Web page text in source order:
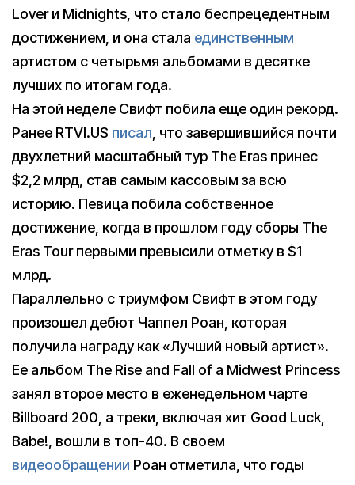
Lover и Midnights, что стало беспрецедентным
достижением, и она стала единственным
артистом с четырьмя альбомами в десятке
лучших по итогам года.
На этой неделе Свифт побила еще один рекорд.
Ранее RTVI.US писал, что завершившийся почти
двухлетний масштабный тур The Eras принес
$2,2 млрд, став самым кассовым за всю
историю. Певица побила собственное
достижение, когда в прошлом году сборы The
Eras Tour первыми превысили отметку в $1
млрд.
Параллельно с триумфом Свифт в этом году
произошел дебют Чаппел Роан, которая
получила награду как «Лучший новый артист».
Ее альбом The Rise and Fall of a Midwest Princess
занял второе место в еженедельном чарте
Billboard 200, а треки, включая хит Good Luck,
Babe!, вошли в топ-40. В своем
видеообращении Роан отметила, что годы